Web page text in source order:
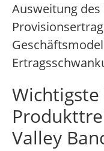
Ausweitung
Valley